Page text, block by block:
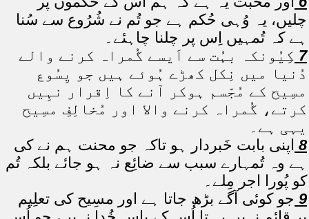
چلیں، یہ وُہی حُکم ہے جو تُم نے شُرُوع سے سُنا
ہے کہ تُمہیں اِس پر چلنا چاہئے۔
7 کِیُونکہ بہُت سے اَیسے گُمراہ کرنے والے
دُنیا میں نِکل کھڑے ہُوئے ہیں جو یِسُوع
مسِیح کے مُجّسم ہوکر آنے کا اِقرار نہِیں
کرتے، گُمراہ کرنے والا اور مُخالِفِ مسِیح
یہی ہے۔
8 اپنی بابت خَبردار ہو تاکہ جو محنت ہم نے کی
ہے وہ تُمہارے سبب سے ضائِع نہ ہو جائے بلکہ تُم
کو پُورا اجر مِلے۔
9 جو کوئی آگے بڑھ جاتا ہے اور مسِیح کی تعلِیم